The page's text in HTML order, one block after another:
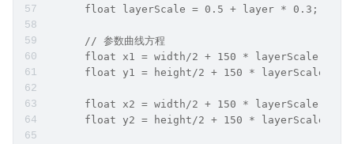
      float layerScale = 0.5 + layer * 0.3;
      // 参数曲线方程
float x1 = width/2 + 150 * layerScale *
float y1 = height/2 + 150 * layerScale *
float x2 = width/2 + 150 * layerScale *
float y2 = height/2 + 150 * layerScale *